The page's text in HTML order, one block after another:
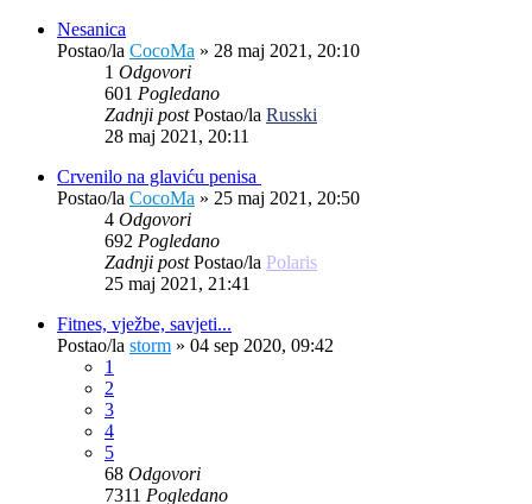
Nesanica
Postao/la CocoMa » 28 maj 2021, 20:10
1 Odgovori
601 Pogledano
Zadnji postPostao/la Russki
28 maj 2021, 20:11
Crvenilo na glaviću penisa
Postao/la CocoMa » 25 maj 2021, 20:50
4 Odgovori
692 Pogledano
Zadnji postPostao/la Polaris
25 maj 2021, 21:41
Fitnes, vježbe, savjeti...
Postao/la storm » 04 sep 2020, 09:42
1
2
3
4
5
68 Odgovori
7311 Pogledano